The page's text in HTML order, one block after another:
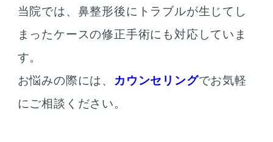
当院では、鼻整形後にトラブルが生じてし
まったケースの修正手術にも対応していま
す。
お悩みの際には、 カウンセリングでお気軽
にご相談ください。